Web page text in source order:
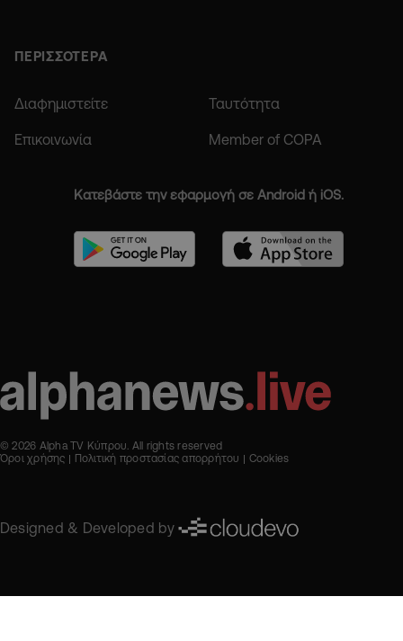
ΠΕΡΙΣΣΟΤΕΡΑ
Διαφημιστείτε Ταυτότητα
Επικοινωνία Member of COPA
Κατεβάστε την εφαρμογή σε Android ή iOS.
© 2026 Alpha TV Κύπρου. All rights reserved
Όροι χρήσης
Πολιτική προστασίας απορρήτου Cookies
Designed & Developed by